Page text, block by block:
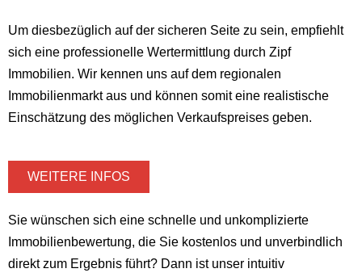
Um diesbezüglich auf der sicheren Seite zu sein, empfiehlt
sich eine professionelle Wertermittlung durch Zipf
Immobilien. Wir kennen uns auf dem regionalen
Immobilienmarkt aus und können somit eine realistische
Einschätzung des möglichen Verkaufspreises geben.
WEITERE INFOS
Sie wünschen sich eine schnelle und unkomplizierte
Immobilienbewertung, die Sie kostenlos und unverbindlich
direkt zum Ergebnis führt? Dann ist unser intuitiv